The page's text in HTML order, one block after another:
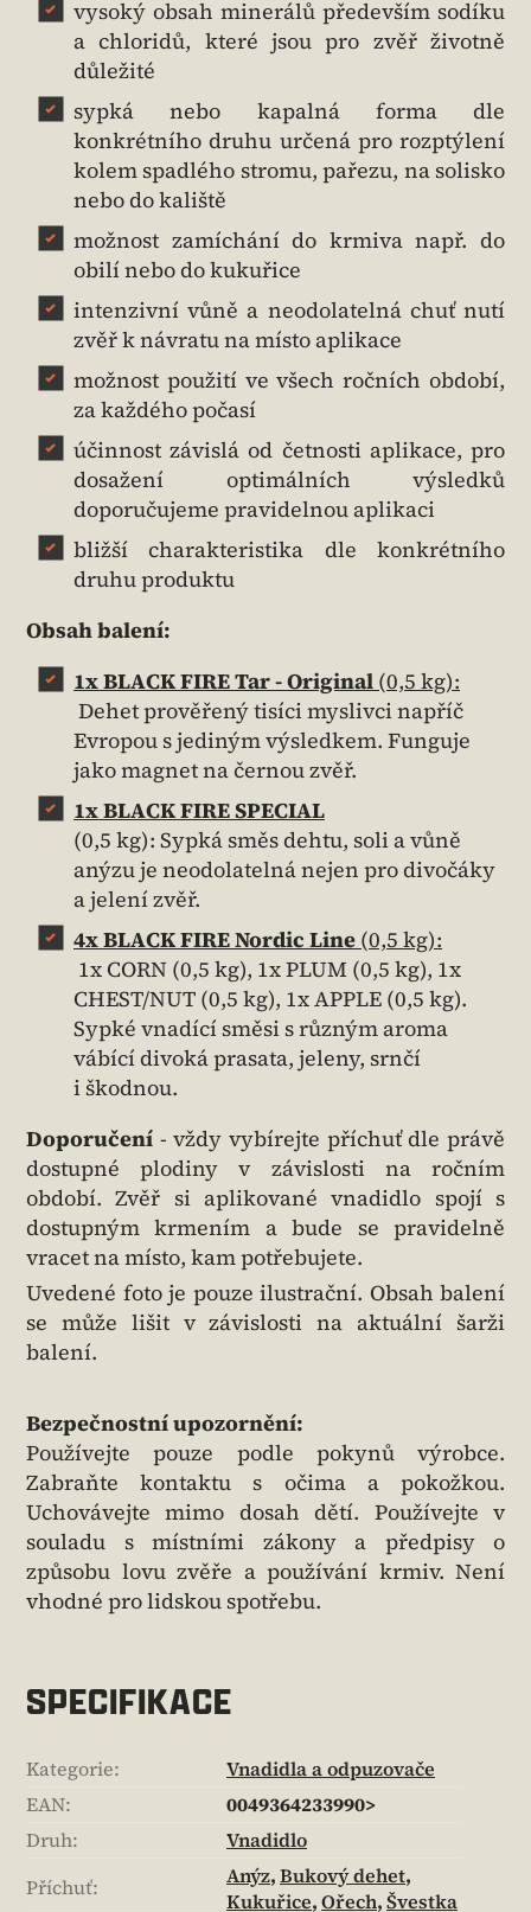
vysoký obsah minerálů především sodíku
a chloridů, které jsou pro zvěř životně
důležité
sypká nebo kapalná forma dle
konkrétního druhu určená pro rozptýlení
kolem spadlého stromu, pařezu, na solisko
nebo do kaliště
možnost zamíchání do krmiva např. do
obilí nebo do kukuřice
intenzivní vůně a neodolatelná chuť nutí
zvěř k návratu na místo aplikace
možnost použití ve všech ročních období,
za každého počasí
účinnost závislá od četnosti aplikace, pro
dosažení optimálních výsledků
doporučujeme pravidelnou aplikaci
bližší charakteristika dle konkrétního
druhu produktu
Obsah balení:
1x BLACK FIRE Tar -Original (0,5 kg):
Dehet prověřený tisíci myslivci napříč
Evropou s jediným výsledkem. Funguje
jako magnet na černou zvěř.
1x BLACK FIRE SPECIAL
(0,5 kg): Sypká směs dehtu, soli a vůně
anýzu je neodolatelná nejen pro divočáky
a jelení zvěř.
4x BLACK FIRE Nordic Line (0,5 kg):
1x CORN (0,5 kg), 1x PLUM (0,5 kg), 1x
CHEST/NUT (0,5 kg), 1x APPLE (0,5 kg).
Sypké vnadící směsi s různým aroma
vábící divoká prasata, jeleny, srnčí
i škodnou.
Doporučení - vždy vybírejte příchuť dle právě
dostupné plodiny v závislosti na ročním
období. Zvěř si aplikované vnadidlo spojí s
dostupným krmením a bude se pravidelně
vracet na místo, kam potřebujete.
Uvedené foto je pouze ilustrační. Obsah balení
se může lišit v závislosti na aktuální šarži
balení.
Bezpečnostní upozornění:
Používejte pouze podle pokynů výrobce.
Zabraňte kontaktu s očima a pokožkou.
Uchovávejte mimo dosah dětí. Používejte v
souladu s místními zákony a předpisy o
způsobu lovu zvěře a používání krmiv. Není
vhodné pro lidskou spotřebu.
SPECIFIKACE
Kategorie:
Vnadidla a odpuzovače
EAN:
0049364233990>
Druh:
Vnadidlo
Příchuť: Anýz,Bukový dehet,
Kukuřice,Ořech,Švestka